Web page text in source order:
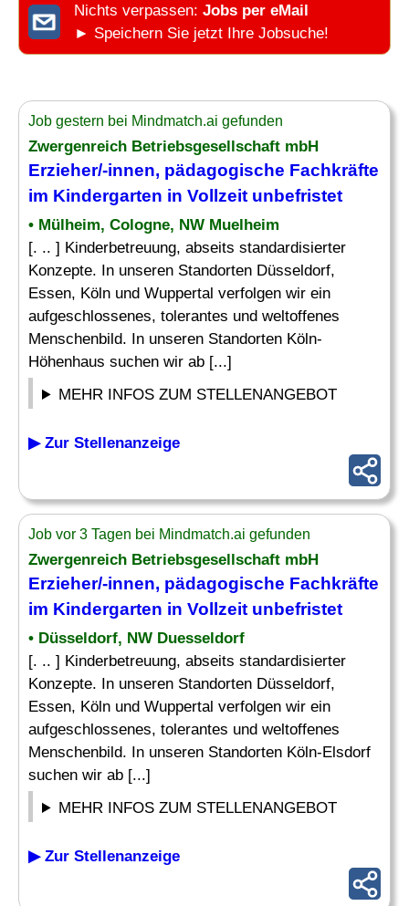
Nichts verpassen: Jobs per eMail
► Speichern Sie jetzt Ihre Jobsuche!
Job gestern bei Mindmatch.ai gefunden
Zwergenreich Betriebsgesellschaft mbH
Erzieher/-innen, pädagogische Fachkräfte
im Kindergarten in Vollzeit unbefristet
• Mülheim, Cologne, NW Muelheim
[. .. ] Kinderbetreuung, abseits standardisierter
Konzepte. In unseren Standorten Düsseldorf,
Essen, Köln und Wuppertal verfolgen wir ein
aufgeschlossenes, tolerantes und weltoffenes
Menschenbild. In unseren Standorten Köln-
Höhenhaus suchen wir ab [...]
MEHR INFOS ZUM STELLENANGEBOT
▶ Zur Stellenanzeige
Job vor 3 Tagen bei Mindmatch.ai gefunden
Zwergenreich Betriebsgesellschaft mbH
Erzieher/-innen, pädagogische Fachkräfte
im Kindergarten in Vollzeit unbefristet
• Düsseldorf, NW Duesseldorf
[. .. ] Kinderbetreuung, abseits standardisierter
Konzepte. In unseren Standorten Düsseldorf,
Essen, Köln und Wuppertal verfolgen wir ein
aufgeschlossenes, tolerantes und weltoffenes
Menschenbild. In unseren Standorten Köln-Elsdorf
suchen wir ab [...]
MEHR INFOS ZUM STELLENANGEBOT
▶ Zur Stellenanzeige